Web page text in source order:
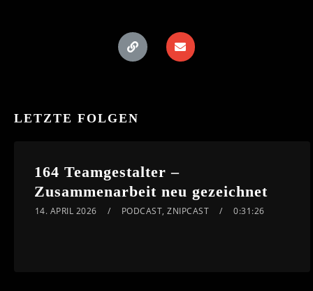
LETZTE FOLGEN
164 Teamgestalter –
Zusammenarbeit neu gezeichnet
14. APRIL 2026 PODCAST,ZNIPCAST 0:31:26